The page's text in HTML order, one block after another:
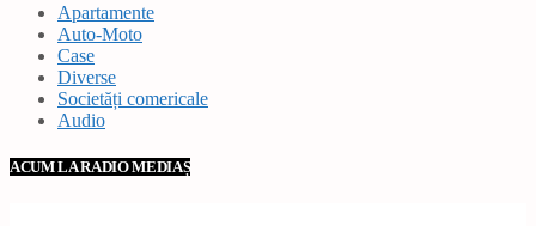
Apartamente
Auto-Moto
Case
Diverse
Societăți comericale
Audio
ACUM LA RADIO MEDIAȘ